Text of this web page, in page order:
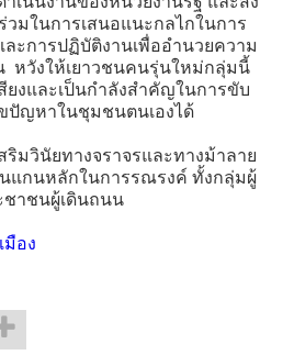
วมในการเสนอแนะกลไกในการ
ละการปฏิบัติงานเพื่ออำนวยความ
หวังให้เยาวชนคนรุ่นใหม่กลุ่มนี้
ยงและเป็นกำลังสำคัญในการขับ
ปัญหาในชุมชนตนเองได้
ริมวินัยทางจราจรและทางม้าลาย
นแกนหลักในการรณรงค์ ทั้งกลุ่มผู้
ชาชนผู้เดินถนน
มือง